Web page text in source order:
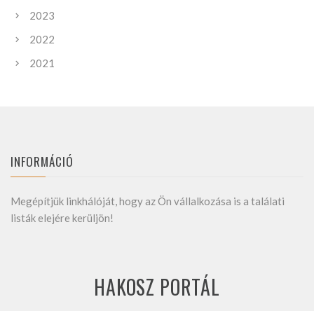
2023
2022
2021
INFORMÁCIÓ
Megépítjük linkhálóját, hogy az Ön vállalkozása is a találati
listák elejére kerüljön!
HAKOSZ PORTÁL